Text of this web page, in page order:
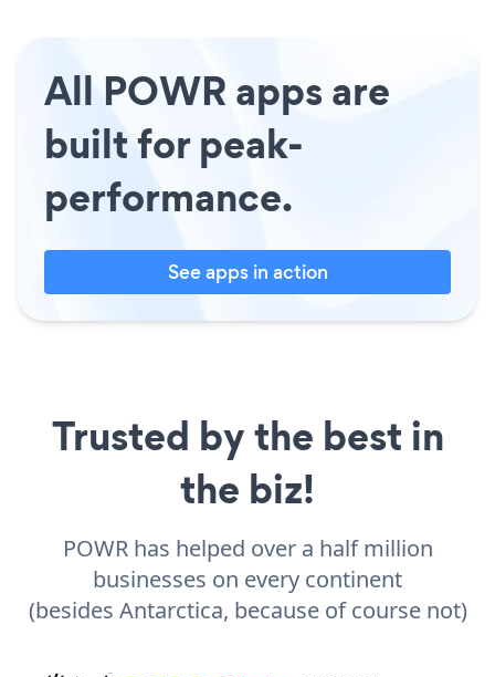
All POWR apps are
built for peak-
performance.
See apps in action
Trusted by the best in
the biz!
POWR has helped over a half million
businesses on every continent
(besides Antarctica, because of course not)